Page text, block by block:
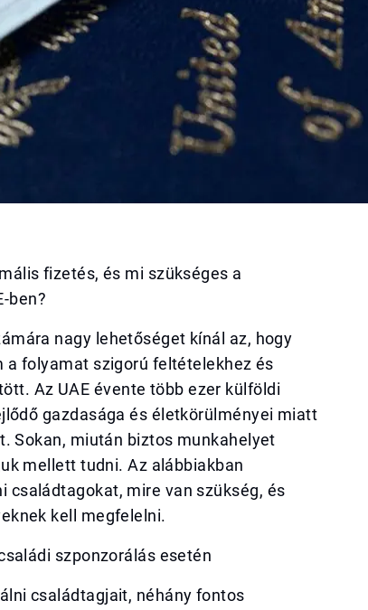
fizetés, és mi szükséges a
ben?
nagy lehetőséget kínál az, hogy
a folyamat szigorú feltételekhez és
Az UAE évente több ezer külföldi
gazdasága és életkörülményei miatt
Sokan, miután biztos munkahelyet
mellett tudni. Az alábbiakban
családtagokat, mire van szükség, és
kell megfelelni.
szponzorálás esetén
családtagjait, néhány fontos